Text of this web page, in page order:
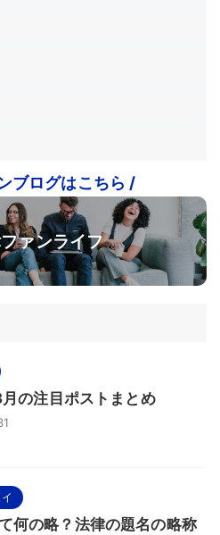
ブログはこちら /
ァンライフ
の注目ポストまとめ
何の略？法律の題名の略称